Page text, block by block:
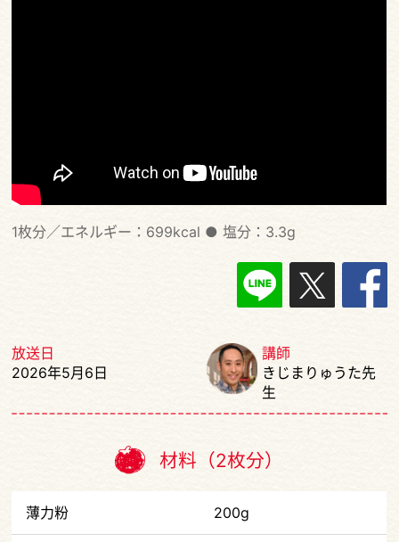
1枚分／エネルギー：699kcal ● 塩分：3.3g
放送日
2026年5月6日
講師
きじまりゅうた先
生
材料（2枚分）
薄力粉 200g